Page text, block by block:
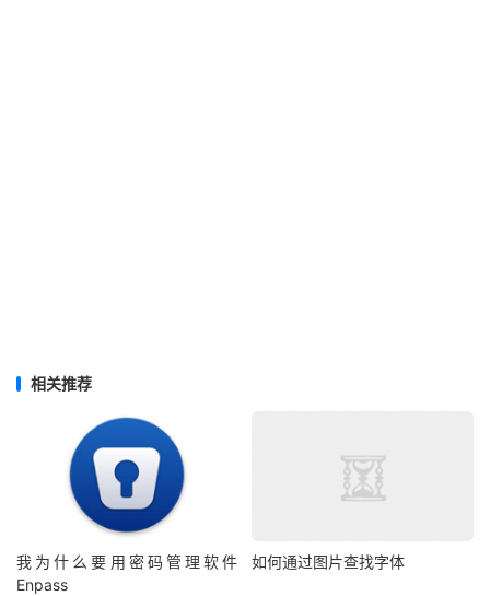
相关推荐
我为什么要用密码管理软件
Enpass
如何通过图片查找字体